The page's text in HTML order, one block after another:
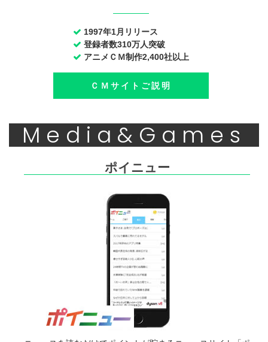
1997年1月リリース
登録者数310万人突破
アニメＣＭ制作2,400社以上
ＣＭサイトご説明
Media&Games
ポイニュー